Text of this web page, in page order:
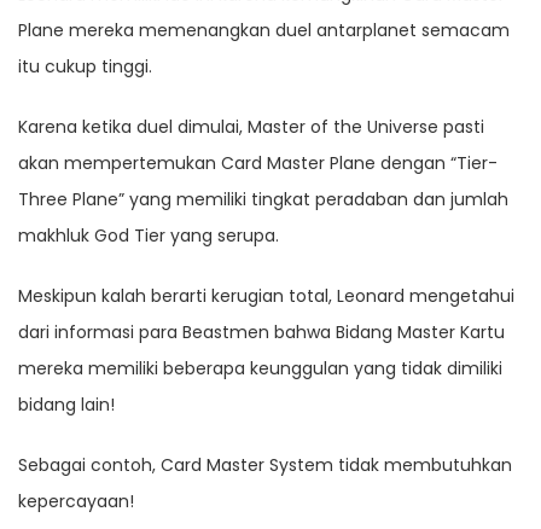
Plane mereka memenangkan duel antarplanet semacam
itu cukup tinggi.
Karena ketika duel dimulai, Master of the Universe pasti
akan mempertemukan Card Master Plane dengan “Tier-
Three Plane” yang memiliki tingkat peradaban dan jumlah
makhluk God Tier yang serupa.
Meskipun kalah berarti kerugian total, Leonard mengetahui
dari informasi para Beastmen bahwa Bidang Master Kartu
mereka memiliki beberapa keunggulan yang tidak dimiliki
bidang lain!
Sebagai contoh, Card Master System tidak membutuhkan
kepercayaan!